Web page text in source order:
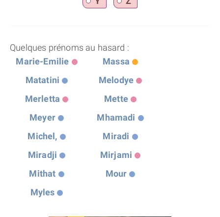
Quelques prénoms au hasard :
Marie-Emilie
Massa
Matatini
Melodye
Merletta
Mette
Meyer
Mhamadi
Michel,
Miradi
Miradji
Mirjami
Mithat
Mour
Myles